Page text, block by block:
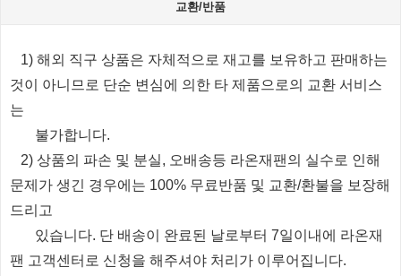
교환/반품
1) 해외 직구 상품은 자체적으로 재고를 보유하고 판매하는
것이 아니므로 단순 변심에 의한 타 제품으로의 교환 서비스
는
불가합니다.
2) 상품의 파손 및 분실, 오배송등 라온재팬의 실수로 인해
문제가 생긴 경우에는 100% 무료반품 및 교환/환불을 보장해
드리고
있습니다. 단 배송이 완료된 날로부터 7일이내에 라온재
팬 고객센터로 신청을 해주셔야 처리가 이루어집니다.